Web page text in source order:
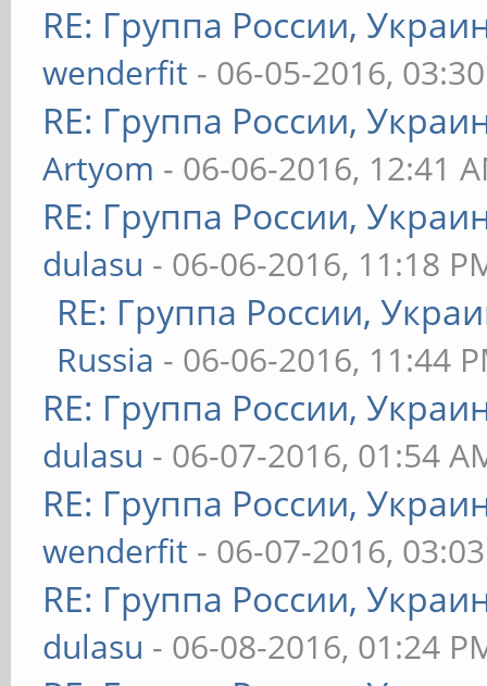
RE: Группа России,
wenderfit - 06-05-2016,
RE: Группа России,
Artyom - 06-06-2016, 12:41
RE: Группа России,
dulasu - 06-06-2016, 11:18
RE: Группа России,
Russia - 06-06-2016, 11:44
RE: Группа России,
dulasu - 06-07-2016, 01:54
RE: Группа России,
wenderfit - 06-07-2016,
RE: Группа России,
dulasu - 06-08-2016, 01:24